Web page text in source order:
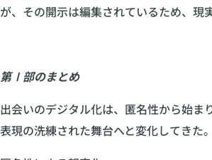
が、その開示は編集されているため、現
第Ⅰ部のまとめ
出会いのデジタル化は、匿名性から始ま
表現の洗練された舞台へと変化してきた